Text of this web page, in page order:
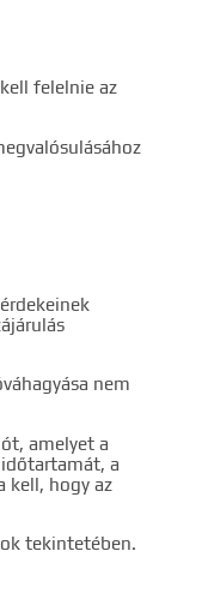
felelnie az
nem
amelyet a
a
kell, hogy az
tekintetében.